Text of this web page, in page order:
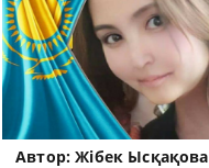
Автор:Жібек Ысқақова